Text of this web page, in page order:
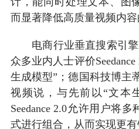
而显著降低高质量视频内容
电商行业垂直搜索引擎
众多业内人士评价
生成模型”；德国科技博主
视频说，与先前以“文本
Seedance 2.0允许用户将
式进行组合，从而实现更有